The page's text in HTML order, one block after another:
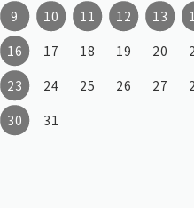
9
10 11 12 13
16
17 18 19 20
23
24 25 26 27
30
31